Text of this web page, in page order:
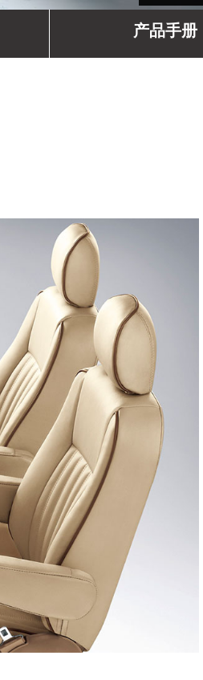
产品手册